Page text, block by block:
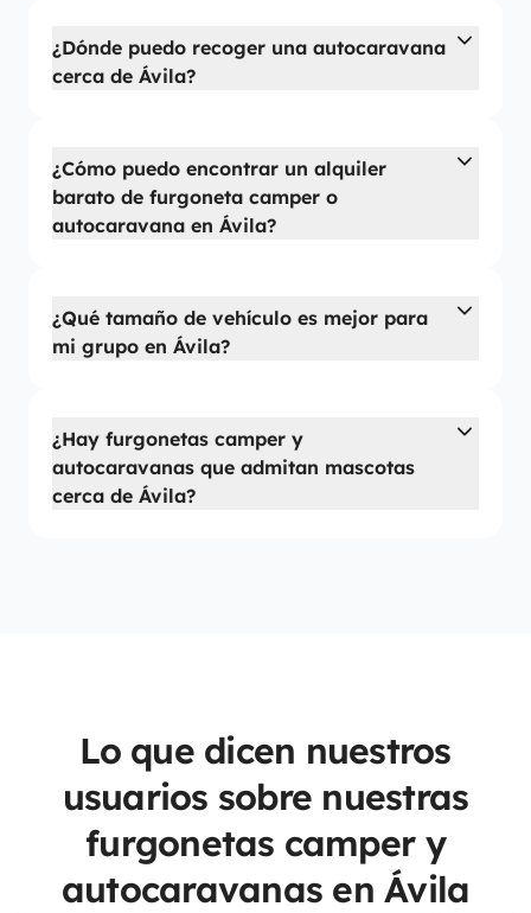
¿Dónde puedo recoger una autocaravana
cerca de Ávila?
¿Cómo puedo encontrar un alquiler
barato de furgoneta camper o
autocaravana en Ávila?
¿Qué tamaño de vehículo es mejor para
mi grupo en Ávila?
¿Hay furgonetas camper y
autocaravanas que admitan mascotas
cerca de Ávila?
Lo que dicen nuestros
usuarios sobre nuestras
furgonetas camper y
autocaravanas en Ávila